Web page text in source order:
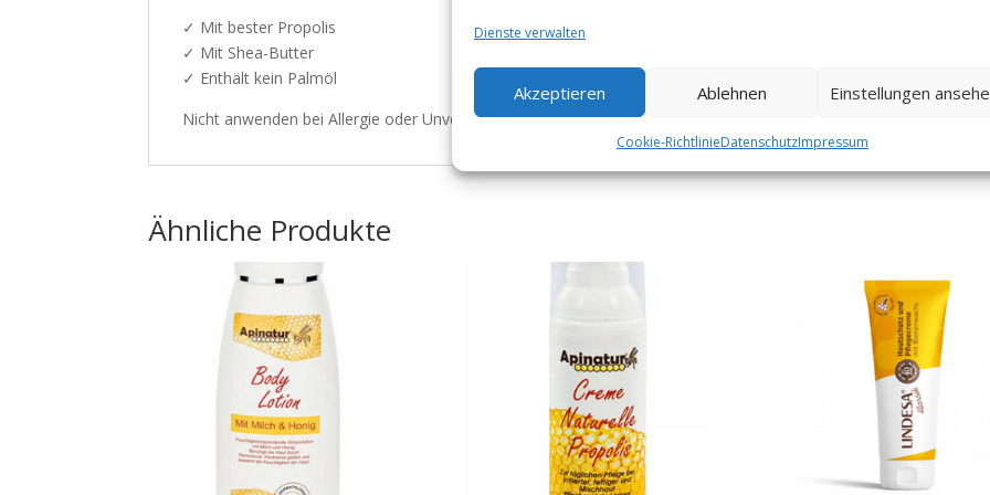
Dienste verwalten
Akzeptieren Ablehnen Einstellungen
Cookie-RichtlinieDatenschutzImpressum
✓ Mit bester Propolis
✓ Mit Shea-Butter
✓ Enthält kein Palmöl
Nicht anwenden bei Allergie oder Unverträglichkeit gegenüber Propolis.
Ähnliche Produkte